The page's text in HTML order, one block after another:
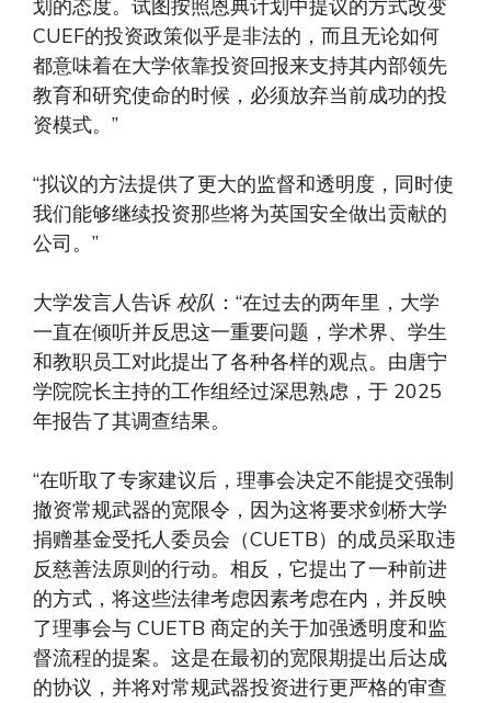
划的态度。试图按照恩典计划中提议的方式改变
CUEF的投资政策似乎是非法的，而且无论如何
都意味着在大学依靠投资回报来支持其内部领先
教育和研究使命的时候，必须放弃当前成功的投
资模式。”
“拟议的方法提供了更大的监督和透明度，同时使
我们能够继续投资那些将为英国安全做出贡献的
公司。”
大学发言人告诉 校队 ：“在过去的两年里，大学
一直在倾听并反思这一重要问题，学术界、学生
和教职员工对此提出了各种各样的观点。由唐宁
学院院长主持的工作组经过深思熟虑，于 2025
年报告了其调查结果。
“在听取了专家建议后，理事会决定不能提交强制
撤资常规武器的宽限令，因为这将要求剑桥大学
捐赠基金受托人委员会（CUETB）的成员采取违
反慈善法原则的行动。相反，它提出了一种前进
的方式，将这些法律考虑因素考虑在内，并反映
了理事会与 CUETB 商定的关于加强透明度和监
督流程的提案。这是在最初的宽限期提出后达成
的协议，并将对常规武器投资进行更严格的审查